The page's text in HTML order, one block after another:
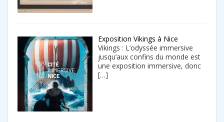
Exposition Vikings à Nice
Vikings : L’odyssée immersive
jusqu’aux confins du monde est
une exposition immersive, donc
[…]